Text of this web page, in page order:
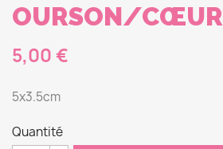
OURSON/CŒUR
5,00 €
5x3.5cm
Quantité